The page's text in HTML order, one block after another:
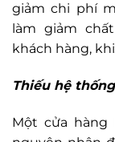
giảm chi phí
làm giảm
khách hàng,
Thiếu hệ
Một cửa hàng